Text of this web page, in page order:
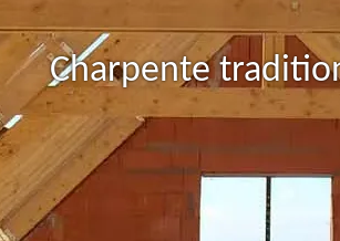
Charpente